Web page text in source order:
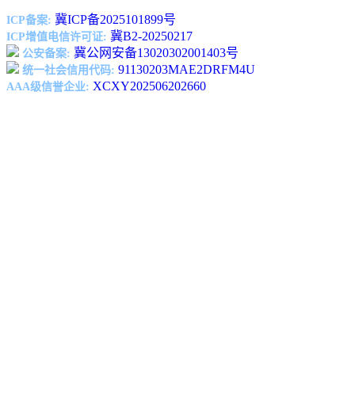
ICP备案: 冀ICP备2025101899号
ICP增值电信许可证: 冀B2-20250217
公安备案: 冀公网安备13020302001403号
统一社会信用代码: 91130203MAE2DRFM4U
AAA级信誉企业: XCXY202506202660